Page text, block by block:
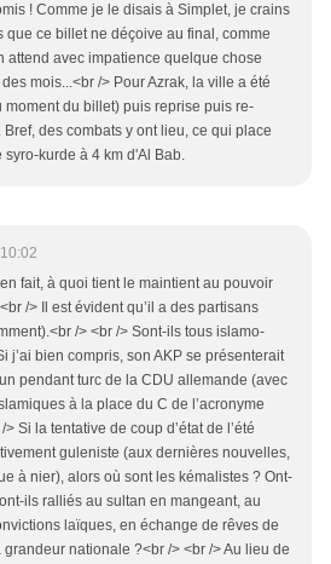
! Comme je le disais à Simplet, je crains
que ce billet ne déçoive au final, comme
attend avec impatience quelque chose
mois...<br /> Pour Azrak, la ville a été
moment du billet) puis reprise puis re-
Bref, des combats y ont lieu, ce qui place
syro-kurde à 4 km d'Al Bab.
fait, à quoi tient le maintient au pouvoir
/> Il est évident qu’il a des partisans
/> <br /> Sont-ils tous islamo-
j’ai bien compris, son AKP se présenterait
pendant turc de la CDU allemande (avec
à la place du C de l’acronyme
Si la tentative de coup d’état de l’été
guleniste (aux dernières nouvelles,
à nier), alors où sont les kémalistes ? Ont-
ils ralliés au sultan en mangeant, au
laïques, en échange de rêves de
nationale ?<br /> <br /> Au lieu de